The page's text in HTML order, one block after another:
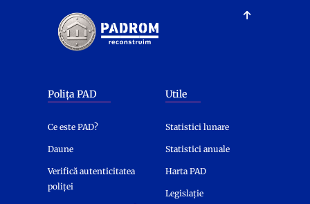
Polița PAD
Ce este PAD?
Daune
Verifică autenticitatea
poliței
Utile
Statistici lunare
Statistici anuale
Harta PAD
Legislație